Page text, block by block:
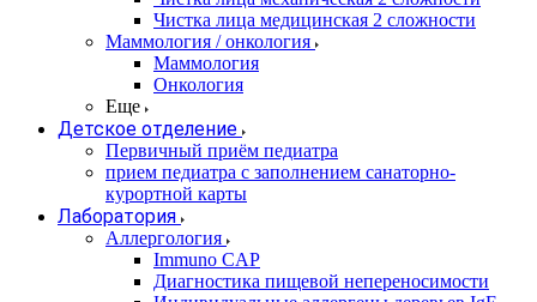
Чистка лица медицинская 2 сложности
Маммология / онкология
Маммология
Онкология
Еще
Детское отделение
Первичный приём педиатра
прием педиатра с заполнением санаторно-
курортной карты
Лаборатория
Аллергология
Immuno CAP
Диагностика пищевой непереносимости